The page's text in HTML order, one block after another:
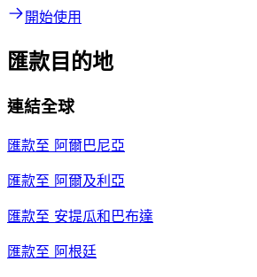
開始使用
匯款目的地
連結全球
匯款至 阿爾巴尼亞
匯款至 阿爾及利亞
匯款至 安提瓜和巴布達
匯款至 阿根廷